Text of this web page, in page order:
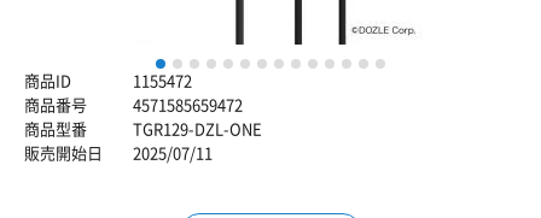
1 2 3 4 5 6 7 8 9 10 11 12 13
商品ID
1155472
商品番号
4571585659472
商品型番
TGR129-DZL-ONE
販売開始日
2025/07/11